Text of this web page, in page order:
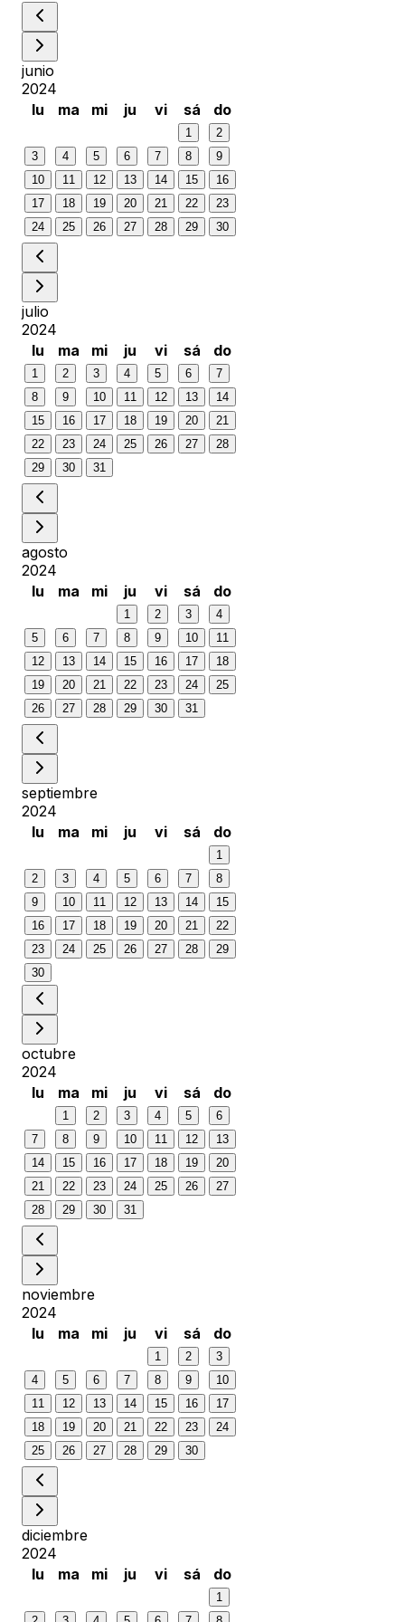
junio
2024
lu
ma mi ju vi sá do
1
2
3
4 5 6 7 8
9
10
11 12 13 14 15
16
17
18 19 20 21 22
23
24
25 26 27 28 29 30
julio
2024
lu
ma mi ju vi sá do
1 2 3 4 5 6
7
8
9 10 11 12 13
14
15
16 17 18 19 20
21
22
23 24 25 26 27
28
29
30 31
agosto
2024
lu
ma mi ju vi sá do
1 2 3
4
5
6 7 8 9 10
11
12
13 14 15 16 17
18
19
20 21 22 23 24
25
26
27 28 29 30 31
septiembre
2024
lu
ma mi ju vi sá do
1
2
3 4 5 6 7
8
9
10 11 12 13 14
15
16
17 18 19 20 21
22
23
24 25 26 27 28
29
30
octubre
2024
lu
ma mi ju vi sá do
1 2 3 4 5
6
7
8 9 10 11 12
13
14
15 16 17 18 19
20
21
22 23 24 25 26
27
28
29 30 31
noviembre
2024
lu
ma mi ju vi sá do
1 2
3
4
5 6 7 8 9
10
11
12 13 14 15 16
17
18
19 20 21 22 23
24
25
26 27 28 29 30
diciembre
2024
lu
ma mi ju vi sá do
1